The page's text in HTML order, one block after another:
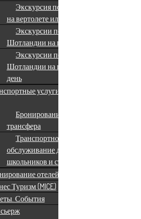
Экскурсия по Лондону
на вертолете или танке
Экскурсии по
Шотландии на пол дня
Экскурсии по
Шотландии на целый
день
услуги
Бронирование
трансфера
Транспортное
обслуживание для
школьников и студентов
отелей
Туризм (MICE)
События